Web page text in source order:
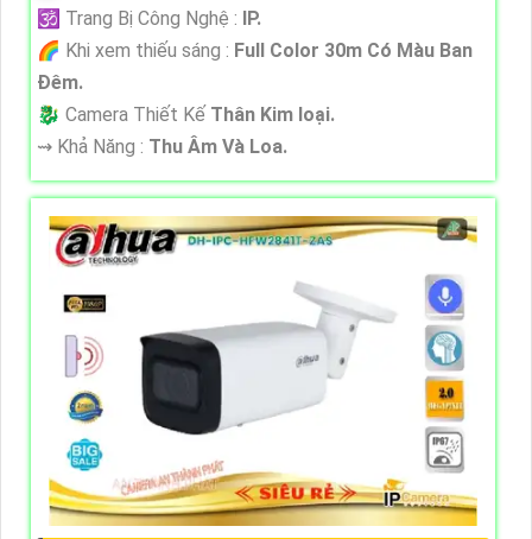
🕉️ Trang Bị Công Nghệ : IP.
🌈 Khi xem thiếu sáng : Full Color 30m Có Màu Ban
Ðêm.
🐉️ Camera Thiết Kế Thân Kim loại.
️⇝ Khả Năng : Thu Âm Và Loa.